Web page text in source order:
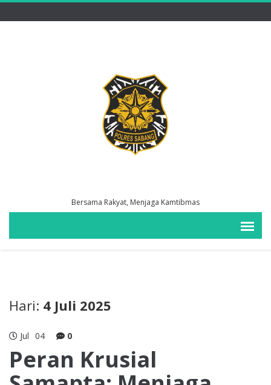
Bersama Rakyat, Menjaga Kamtibmas
Hari: 4 Juli 2025
Jul 04 0
Peran Krusial